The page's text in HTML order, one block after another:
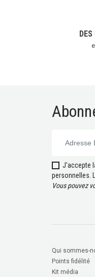
J'accepte
personnelles.
Vous pouvez
Qui sommes-
Points fidélité
Kit média